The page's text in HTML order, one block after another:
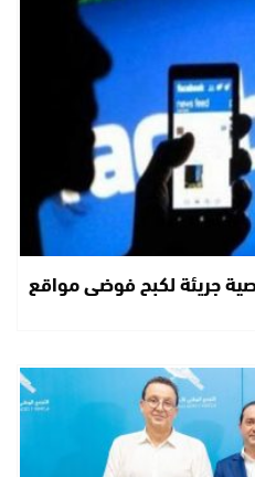
جريئة لكبح فوضى مواقع